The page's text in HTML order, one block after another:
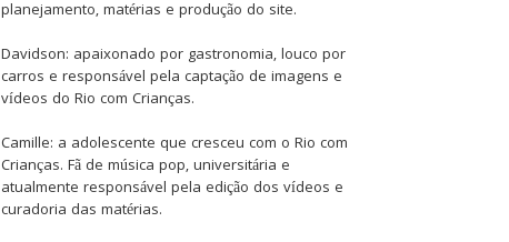
planejamento, matérias e produção do site.
Davidson: apaixonado por gastronomia, louco por
carros e responsável pela captação de imagens e
vídeos do Rio com Crianças.
Camille: a adolescente que cresceu com o Rio com
Crianças. Fã de música pop, universitária e
atualmente responsável pela edição dos vídeos e
curadoria das matérias.